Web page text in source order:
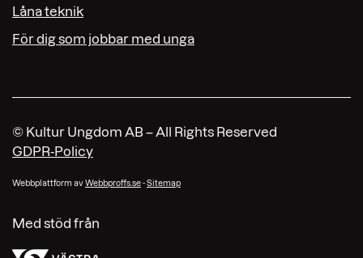
Låna teknik
För dig som jobbar med unga
© Kultur Ungdom AB – All Rights Reserved
GDPR-Policy
Webbplattform avWebbproffs.se-Sitemap
Med stöd från